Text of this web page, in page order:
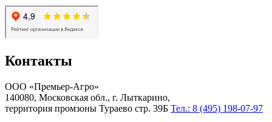
Контакты
ООО «Премьер-Агро»
140080, Московская обл., г. Лыткарино,
территория промзоны Тураево стр. 39Б Тел.: 8 (495) 198-07-97